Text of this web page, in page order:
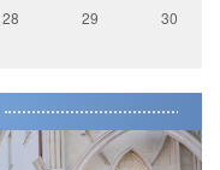
28 29
30